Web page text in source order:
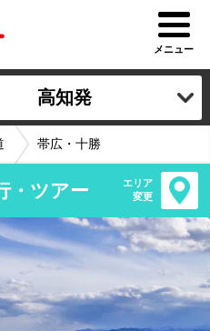
メニュー
高知発
帯広・十勝
・ツアー
エリア
変更